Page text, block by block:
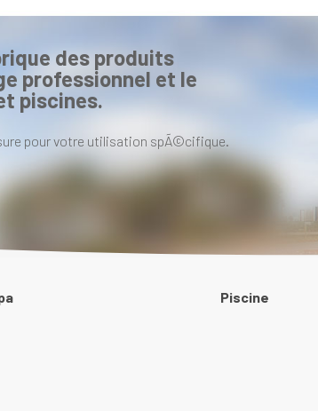
des produits
professionnel et le
piscines.
pour votre utilisation spÃ©cifique.
Piscine